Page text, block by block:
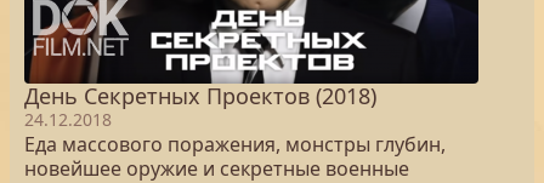
День Секретных Проектов (2018)
24.12.2018
Еда массового поражения, монстры глубин,
новейшее оружие и секретные военные